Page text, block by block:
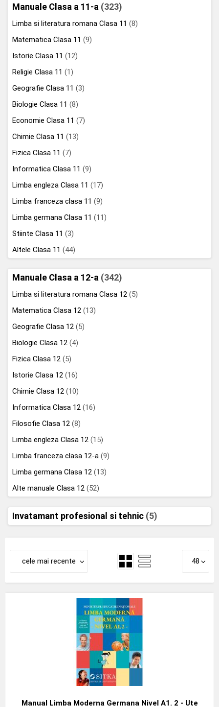
Manuale Clasa a 11-a (323)
Limba si literatura romana Clasa 11 (8)
Matematica Clasa 11 (9)
Istorie Clasa 11 (12)
Religie Clasa 11 (1)
Geografie Clasa 11 (3)
Biologie Clasa 11 (8)
Economie Clasa 11 (7)
Chimie Clasa 11 (13)
Fizica Clasa 11 (7)
Informatica Clasa 11 (9)
Limba engleza Clasa 11 (17)
Limba franceza clasa 11 (9)
Limba germana Clasa 11 (11)
Stiinte Clasa 11 (3)
Altele Clasa 11 (44)
Manuale Clasa a 12-a (342)
Limba si literatura romana Clasa 12 (5)
Matematica Clasa 12 (13)
Geografie Clasa 12 (5)
Biologie Clasa 12 (4)
Fizica Clasa 12 (5)
Istorie Clasa 12 (16)
Chimie Clasa 12 (10)
Informatica Clasa 12 (16)
Filosofie Clasa 12 (8)
Limba engleza Clasa 12 (15)
Limba franceza clasa 12-a (9)
Limba germana Clasa 12 (13)
Alte manuale Clasa 12 (52)
Invatamant profesional si tehnic (5)
cele mai recente 48
Manual Limba Moderna Germana Nivel A1. 2 - Ute